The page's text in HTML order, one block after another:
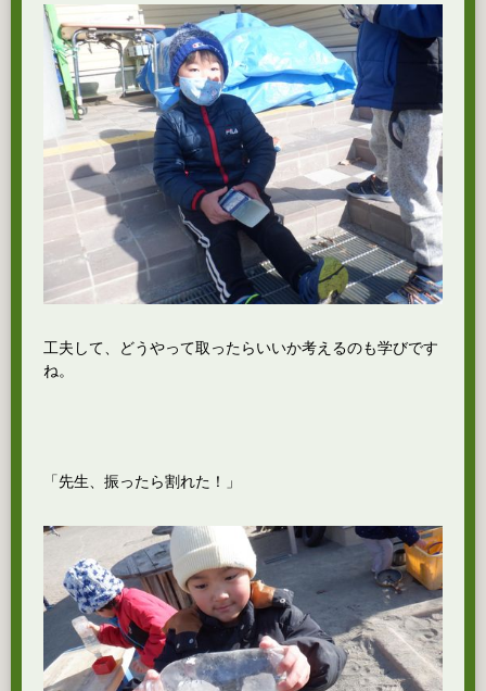
工夫して、どうやって取ったらいいか考えるのも学びです
ね。
「先生、振ったら割れた！」